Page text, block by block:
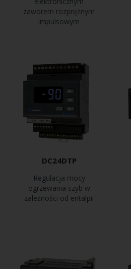
zaworem rozprężnym
impulsowym
DC24DTP
Regulacja mocy
ogrzewania szyb w
zależności od entalpii